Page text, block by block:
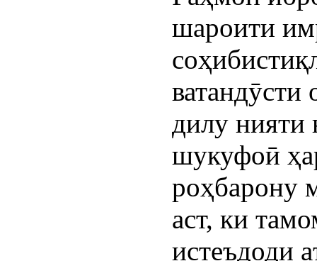
шароити
ватандӯсти
дилу нияти
шукуфоӣ
роҳбарону
аст, ки
истеъдоди